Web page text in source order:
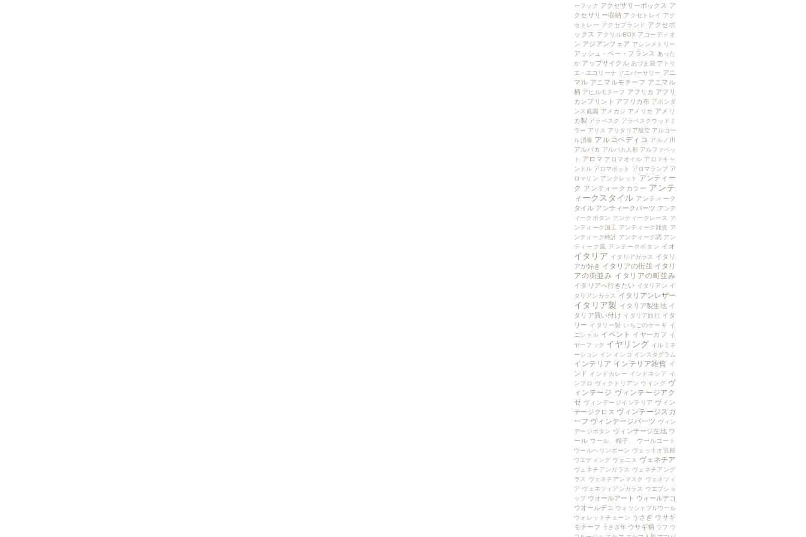
ーフック アクセサリーボックス ア
クセサリー収納 アクセトレイ
アク
セトレー アクセブランド アクセボ
ックス
アクリルBOX アコーディオ
ン アジアンフェア アシンメトリー
アッシュ・ペー・フランス
あった
か アップサイクル あづま袋 アトリ
エ・エコリーナ アニバーサリー アニ
マル アニマルモチーフ アニマル
柄 アヒルモチーフ アフリカ アフリ
カンプリント アフリカ布 アボンダ
ンス庭園
アメカジ アメリカ アメリ
カ製 アラベスク アラベスクウッドミ
ラー アリス アリタリア航空 アルコー
ル消毒 アルコペディコ アルノ川
アルパカ アルパカ人形 アルファベッ
ト
アロマ アロマオイル アロマキャ
ンドル アロマポット アロマランプ ア
ロマリン アンクレット
アンティー
ク アンティークカラー アンテ
ィークスタイル アンティーク
タイル アンティークパーツ アンテ
ィークボタン アンティークレース
ア
ンティーク加工 アンティーク雑貨 ア
ンティーク時計 アンティーク調 アン
ティーク風
アンテークボタン イオ
イタリア イタリアガラス
イタリ
アが好き イタリアの街並 イタリ
アの街並み イタリアの町並み
イタリアへ行きたい イタリアン イ
タリアンガラス
イタリアンレザー
イタリア製 イタリア製生地 イ
タリア買い付け イタリア旅行 イタ
リー イタリー製 いちごのケーキ イ
ニシャル イベント イヤーカフ イ
ヤーフック イヤリング イルミネ
ーション イン インコ インスタグラム
インテリア インテリア雑貨 イ
ンド インドカレー インドネシア イ
ンプロ
ヴィクトリアン ウイング ヴ
ィンテージ ヴィンテージアク
セ ヴィンテージインテリア ヴィン
テージクロス ヴィンテージスカ
ーフ ヴィンテージパーツ ヴィン
テージボタン ヴィンテージ生地 ウ
ール ウール、帽子、
ウールコート
ウールヘリンボーン ヴェッキオ宮殿
ウエディング ヴェニス ヴェネチア
ヴェネチアンガラス
ヴェネチアング
ラス
ヴェネチアンマスク
ヴェネツィ
ア ヴェネツィアンガラス
ウエブショ
ップ ウオールアート ウォールデコ
ウオールデコ ウォッシャブルウール
ウォレットチェーン うさぎ ウサギ
モチーフ うさぎ年 ウサギ柄 ウフ ウ